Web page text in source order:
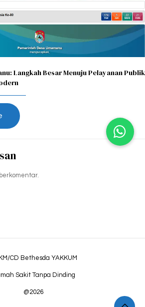
Langkah Besar Menuju Pelayanan Publik
CD Bethesda YAKKUM
Sakit Tanpa Dinding
@2026